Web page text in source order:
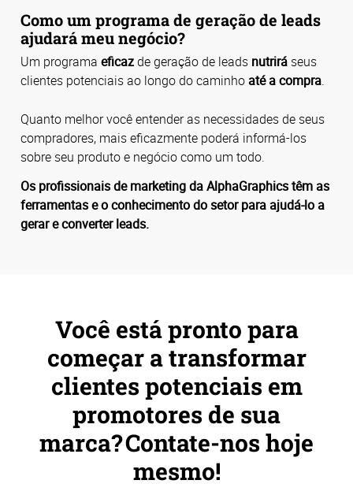
Como um programa de geração de leads
ajudará meu negócio?
Um programa eficazde geração de leads nutrirá seus
clientes potenciais ao longo do caminhoaté a compra.
Quanto melhor você entender as necessidades de seus
compradores, mais eficazmente poderá informá-los
sobre seu produto e negócio como um todo.
Os profissionais de marketing da AlphaGraphics têm as
ferramentas e o conhecimento do setor para ajudá-lo a
gerar e converter leads.
Você está pronto para
começar a transformar
clientes potenciais em
promotores de sua
marca? Contate-nos hoje
mesmo!